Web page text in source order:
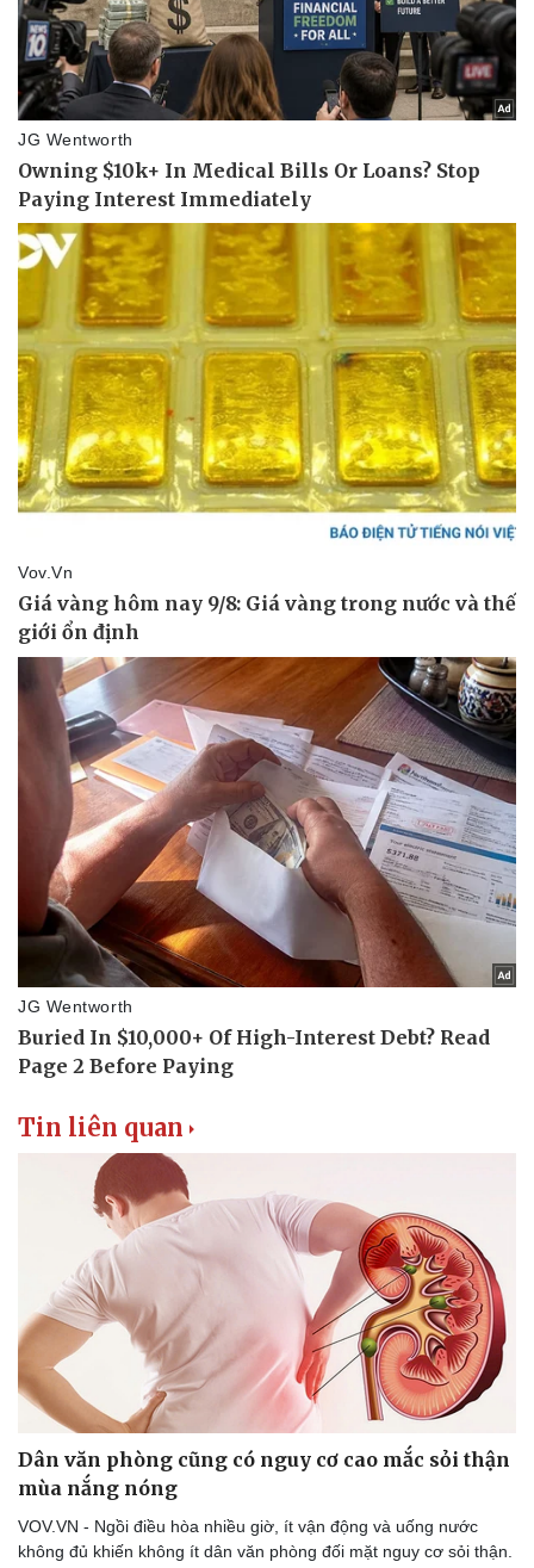
Bóng đá
Lịch thi đấu bóng đá
Thế giới thể thao
eSports
Hậu trường
Ô tô
Xe máy
Tin liên quan
Dân văn phòng cũng có nguy cơ cao mắc sỏi thận
mùa nắng nóng
VOV.VN - Ngồi điều hòa nhiều giờ, ít vận động và uống nước
không đủ khiến không ít dân văn phòng đối mặt nguy cơ sỏi thận.